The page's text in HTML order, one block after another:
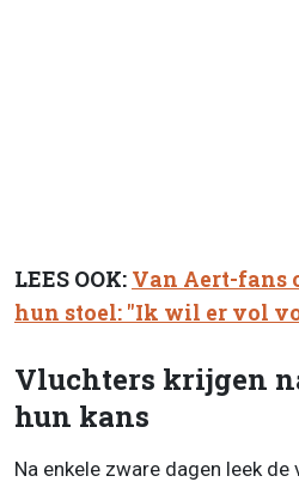
LEES OOK: Van Aert-fans
hun stoel: "Ik wil er vol
Vluchters krijgen
hun kans
Na enkele zware dagen leek